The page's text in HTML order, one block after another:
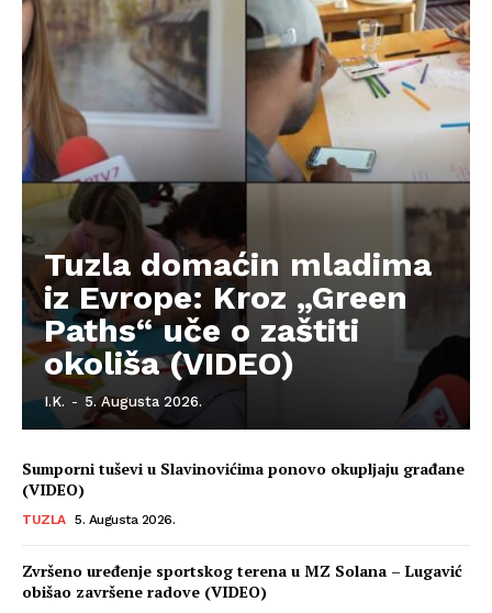
Tuzla domaćin mladima
iz Evrope: Kroz „Green
Paths“ uče o zaštiti
okoliša (VIDEO)
I.K. - 5. Augusta 2026.
Sumporni tuševi u Slavinovićima ponovo okupljaju građane
(VIDEO)
TUZLA 5. Augusta 2026.
Zvršeno uređenje sportskog terena u MZ Solana – Lugavić
obišao završene radove (VIDEO)